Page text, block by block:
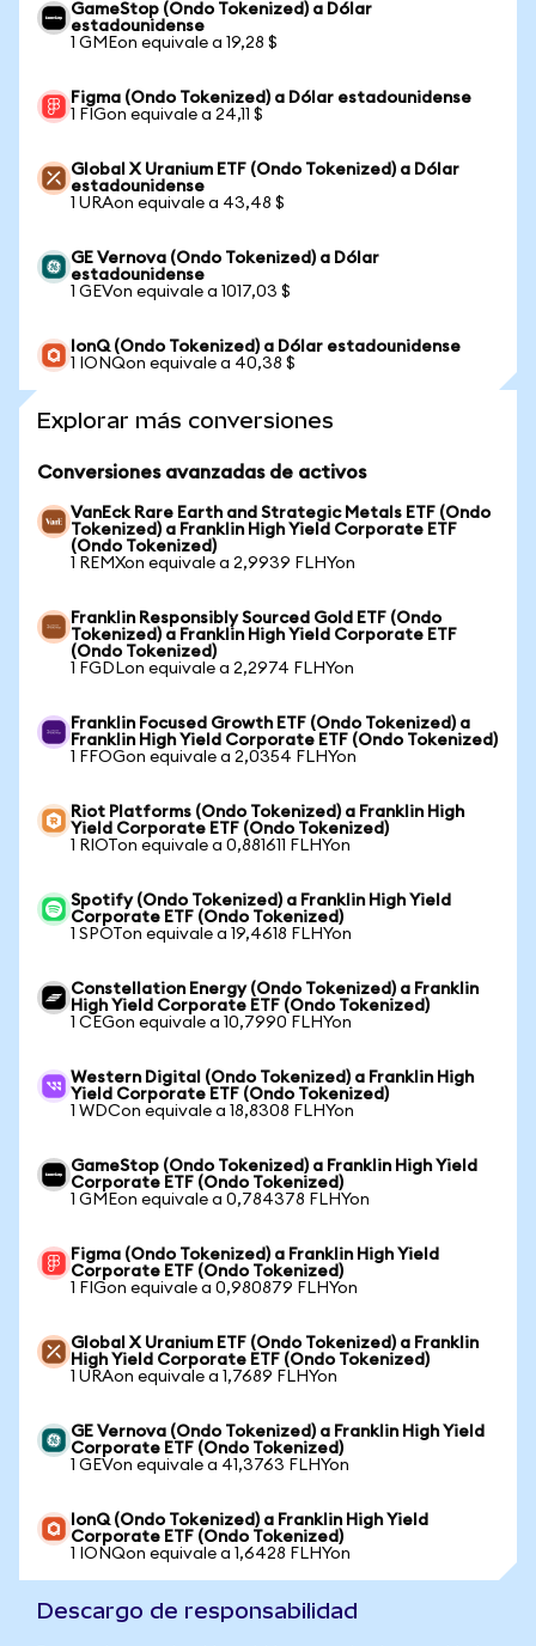
GameStop (Ondo Tokenized) a Dólar
estadounidense
1 GMEon equivale a 19,28 $
Figma (Ondo Tokenized) a Dólar estadounidense
1 FIGon equivale a 24,11 $
Global X Uranium ETF (Ondo Tokenized) a Dólar
estadounidense
1 URAon equivale a 43,48 $
GE Vernova (Ondo Tokenized) a Dólar
estadounidense
1 GEVon equivale a 1017,03 $
IonQ (Ondo Tokenized) a Dólar estadounidense
1 IONQon equivale a 40,38 $
Explorar más conversiones
Conversiones avanzadas de activos
VanEck Rare Earth and Strategic Metals ETF (Ondo
Tokenized) a Franklin High Yield Corporate ETF
(Ondo Tokenized)
1 REMXon equivale a 2,9939 FLHYon
Franklin Responsibly Sourced Gold ETF (Ondo
Tokenized) a Franklin High Yield Corporate ETF
(Ondo Tokenized)
1 FGDLon equivale a 2,2974 FLHYon
Franklin Focused Growth ETF (Ondo Tokenized) a
Franklin High Yield Corporate ETF (Ondo Tokenized)
1 FFOGon equivale a 2,0354 FLHYon
Riot Platforms (Ondo Tokenized) a Franklin High
Yield Corporate ETF (Ondo Tokenized)
1 RIOTon equivale a 0,881611 FLHYon
Spotify (Ondo Tokenized) a Franklin High Yield
Corporate ETF (Ondo Tokenized)
1 SPOTon equivale a 19,4618 FLHYon
Constellation Energy (Ondo Tokenized) a Franklin
High Yield Corporate ETF (Ondo Tokenized)
1 CEGon equivale a 10,7990 FLHYon
Western Digital (Ondo Tokenized) a Franklin High
Yield Corporate ETF (Ondo Tokenized)
1 WDCon equivale a 18,8308 FLHYon
GameStop (Ondo Tokenized) a Franklin High Yield
Corporate ETF (Ondo Tokenized)
1 GMEon equivale a 0,784378 FLHYon
Figma (Ondo Tokenized) a Franklin High Yield
Corporate ETF (Ondo Tokenized)
1 FIGon equivale a 0,980879 FLHYon
Global X Uranium ETF (Ondo Tokenized) a Franklin
High Yield Corporate ETF (Ondo Tokenized)
1 URAon equivale a 1,7689 FLHYon
GE Vernova (Ondo Tokenized) a Franklin High Yield
Corporate ETF (Ondo Tokenized)
1 GEVon equivale a 41,3763 FLHYon
IonQ (Ondo Tokenized) a Franklin High Yield
Corporate ETF (Ondo Tokenized)
1 IONQon equivale a 1,6428 FLHYon
Descargo de responsabilidad